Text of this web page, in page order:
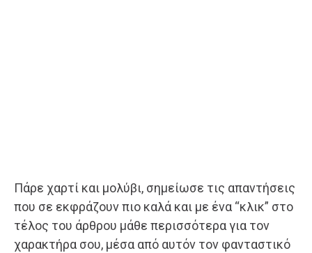
Πάρε χαρτί και μολύβι, σημείωσε τις απαντήσεις
που σε εκφράζουν πιο καλά και με ένα “κλικ” στο
τέλος του άρθρου μάθε περισσότερα για τον
χαρακτήρα σου, μέσα από αυτόν τον φανταστικό